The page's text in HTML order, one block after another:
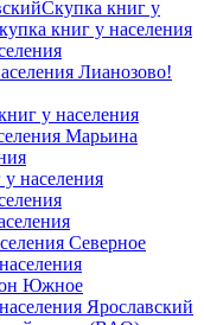
Скупка книг у
книг у населения
Лианозово!
у населения
Марьина
населения
Северное
Южное
Ярославский